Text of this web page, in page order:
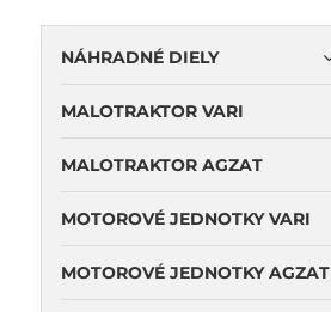
NÁHRADNÉ DIELY
MALOTRAKTOR VARI
MALOTRAKTOR AGZAT
MOTOROVÉ JEDNOTKY VARI
MOTOROVÉ JEDNOTKY AGZAT